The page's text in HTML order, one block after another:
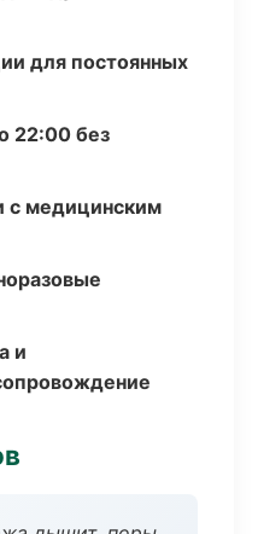
для постоянных
22:00 без
с медицинским
и